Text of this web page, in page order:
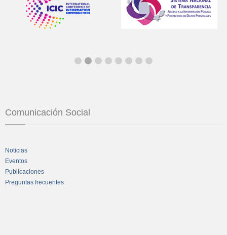
Comunicación Social
Noticias
Eventos
Publicaciones
Preguntas frecuentes